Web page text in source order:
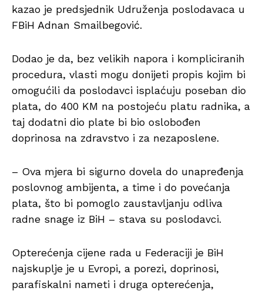
kazao je predsjednik Udruženja poslodavaca u
FBiH Adnan Smailbegović.
Dodao je da, bez velikih napora i kompliciranih
procedura, vlasti mogu donijeti propis kojim bi
omogućili da poslodavci isplaćuju poseban dio
plata, do 400 KM na postojeću platu radnika, a
taj dodatni dio plate bi bio oslobođen
doprinosa na zdravstvo i za nezaposlene.
– Ova mjera bi sigurno dovela do unapređenja
poslovnog ambijenta, a time i do povećanja
plata, što bi pomoglo zaustavljanju odliva
radne snage iz BiH – stava su poslodavci.
Opterećenja cijene rada u Federaciji je BiH
najskuplje je u Evropi, a porezi, doprinosi,
parafiskalni nameti i druga opterećenja,